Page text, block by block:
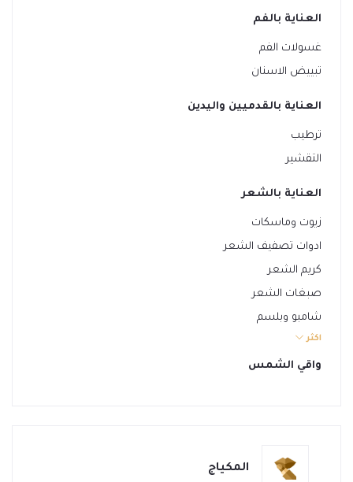
العناية بالفم
غسولات الفم
تبييض الاسنان
العناية بالقدميين واليدين
ترطيب
التقشير
العناية بالشعر
زيوت وماسكات
ادوات تصفيف الشعر
كريم الشعر
صبغات الشعر
شامبو وبلسم
مسرحات الشعر
اكثر
واقي الشمس
المكياج